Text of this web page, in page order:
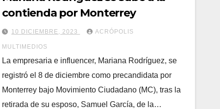
contienda por Monterrey
10 DICIEMBRE, 2023 ACRÓPOLIS
MULTIMEDIOS
La empresaria e influencer, Mariana Rodríguez, se
registró el 8 de diciembre como precandidata por
Monterrey bajo Movimiento Ciudadano (MC), tras la
retirada de su esposo, Samuel García, de la…